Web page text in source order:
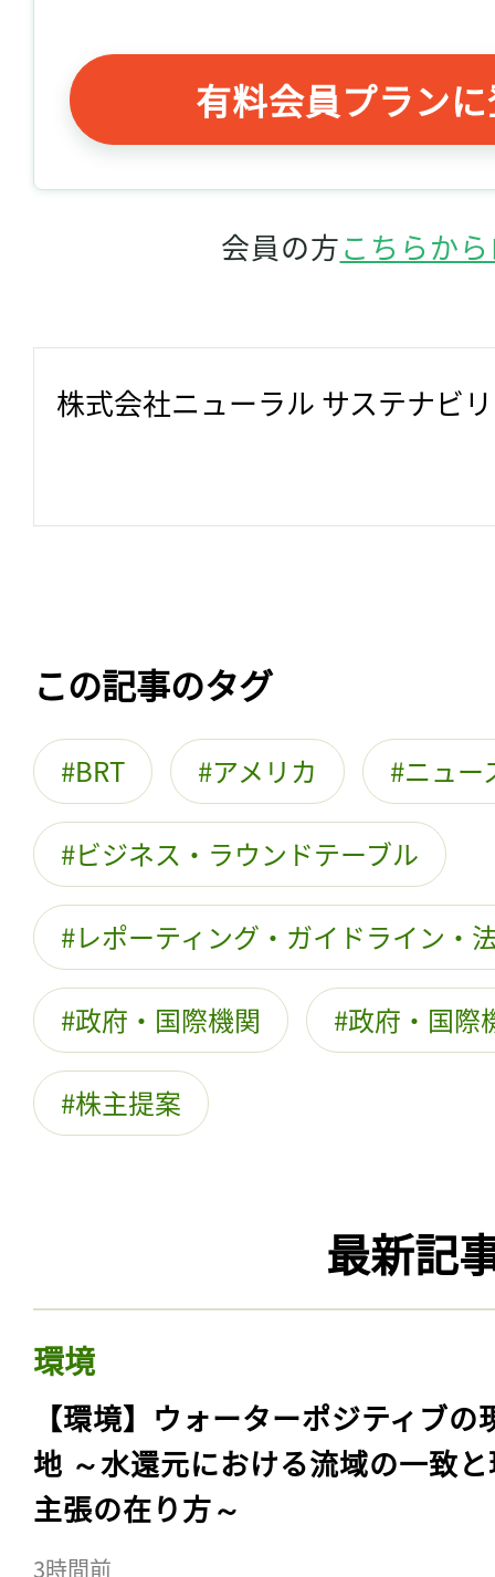
有料会員プラン
会員の方こちらか
株式会社ニューラル サステナビ
この記事のタグ
BRT アメリカ ニュー
ビジネス・ラウンドテーブル
レポーティング・ガイドライン・
政府・国際機関 政府・国際
株主提案
最新記
環境
【環境】ウォーターポジティブの
地 ～水還元における流域の一致
主張の在り方～
3時間前